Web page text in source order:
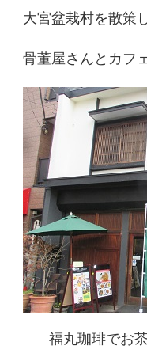
大宮盆栽村を散策
骨董屋さんとカフ
福丸珈琲でお